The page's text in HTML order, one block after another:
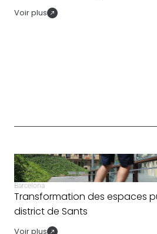
Voir plus
Barcelona
Transformation des espaces
district de Sants
Voir plus